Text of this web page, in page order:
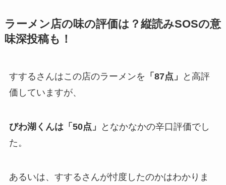
ラーメン店の味の評価は？縦読みSOSの意
味深投稿も！
すするさんはこの店のラーメンを 「87点」
と高評
価していますが、
びわ湖くんは「50点」
となかなかの辛口評価でし
た。
あるいは、すするさんが忖度したのかはわかりま